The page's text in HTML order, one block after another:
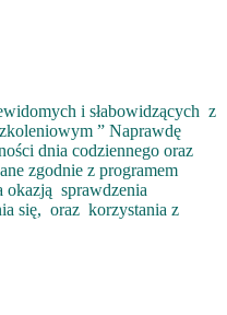
i słabowidzących z
” Naprawdę
dnia codziennego oraz
zgodnie z programem
okazją sprawdzenia
się, oraz korzystania z